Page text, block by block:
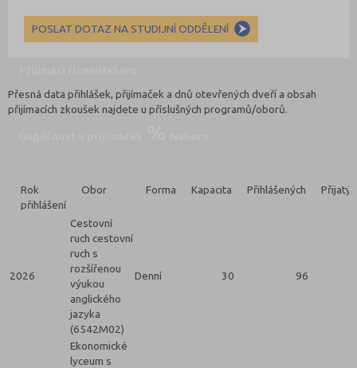
POSLAT DOTAZ NA STUDIJNÍ ODDĚLENÍ
Přesná data přihlášek, přijímaček a dnů otevřených dveří a obsah
přijímacích zkoušek najdete u příslušných programů/oborů.
Rok
přihlášení
Obor Forma Kapacita Přihlášených
2026
Cestovní
ruch cestovní
ruch s
rozšířenou
výukou
anglického
jazyka
(6542M02)
Denní 30 96
Ekonomické
lyceum s